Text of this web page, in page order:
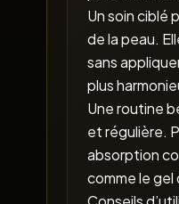
Un soin ciblé
de la peau.
sans
plus
Une routine
et régulière.
absorption
comme le